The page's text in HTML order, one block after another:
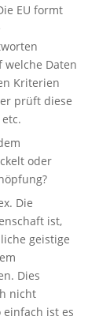
EU formt
welche Daten
Kriterien
prüft diese
oder
Die
ist,
geistige
Dies
nicht
ist es